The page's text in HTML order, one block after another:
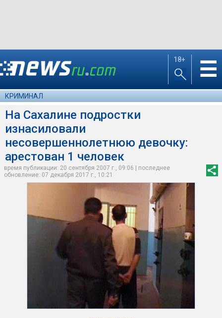
18+ ☰
КРИМИНАЛ
На Сахалине подростки
изнасиловали
несовершеннолетнюю девочку:
арестован 1 человек
время публикации: 20 сентября 2007 г., 09:06 | последнее
обновление: 07 декабря 2017 г., 10:21